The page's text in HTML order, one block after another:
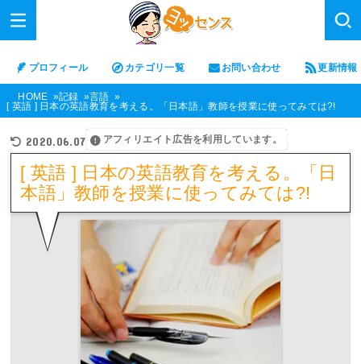
プロフィール カテゴリ一覧 お問い合わせ 更新情報
HOME 記録
言語
[ 英語 ] 日本の英語教育を考える。「日本語」教師を授業に使ってみては?!
2020.06.07 アフィリエイト広告を利用しています。
[ 英語 ] 日本の英語教育を考える。「日
本語」教師を授業に使ってみては?!